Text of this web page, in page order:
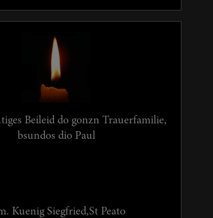
Beileid do gonzn Trauerfamilie,
bsundos dio Paul
Kuenig Siegfried,St Peato